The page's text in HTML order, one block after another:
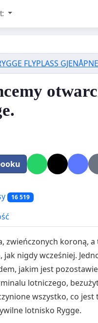
FLYPLASS
16 519
zwieńczonych koroną,
nigdy wcześniej.
jakim jest
lotniczego,
wszystko, co
lotnisko Rygge.